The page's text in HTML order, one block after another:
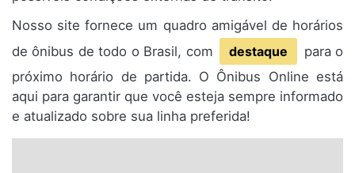
Nosso site fornece um quadro amigável de horários
de ônibus de todo o Brasil, com
destaque
para o
próximo horário de partida. O Ônibus Online está
aqui para garantir que você esteja sempre informado
e atualizado sobre sua linha preferida!